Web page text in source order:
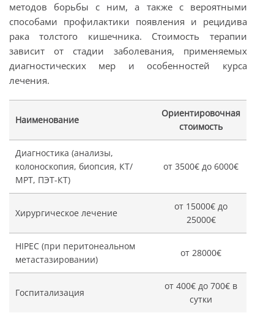
методов борьбы с ним, а также с вероятными
способами профилактики появления и рецидива
рака толстого кишечника. Стоимость терапии
зависит от стадии заболевания, применяемых
диагностических мер и особенностей курса
лечения.
Наименование
Ориентировочная
стоимость
Диагностика (анализы,
колоноскопия, биопсия, КТ/
МРТ, ПЭТ-КТ)
от 3500€ до 6000€
Хирургическое лечение
от 15000€ до
25000€
HIPEC (при перитонеальном
метастазировании)
от 28000€
Госпитализация
от 400€ до 700€ в
сутки